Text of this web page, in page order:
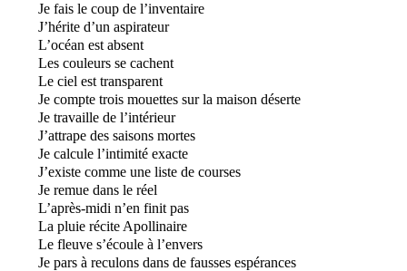
Je fais le coup de l’inventaire
J’hérite d’un aspirateur
L’océan est absent
Les couleurs se cachent
Le ciel est transparent
Je compte trois mouettes sur la maison déserte
Je travaille de l’intérieur
J’attrape des saisons mortes
Je calcule l’intimité exacte
J’existe comme une liste de courses
Je remue dans le réel
L’après-midi n’en finit pas
La pluie récite Apollinaire
Le fleuve s’écoule à l’envers
Je pars à reculons dans de fausses espérances